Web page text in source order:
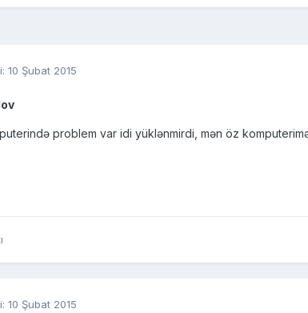
10 Şubat 2015
problem var idi yüklənmirdi, mən öz
10 Şubat 2015